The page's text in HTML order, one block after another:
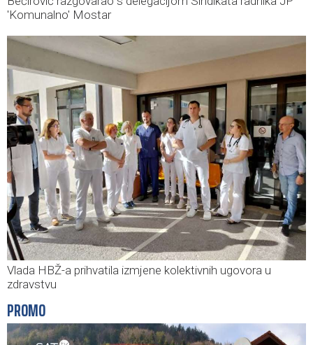
'Komunalno' Mostar
Vlada HBŽ-a prihvatila izmjene kolektivnih ugovora u
zdravstvu
PROMO